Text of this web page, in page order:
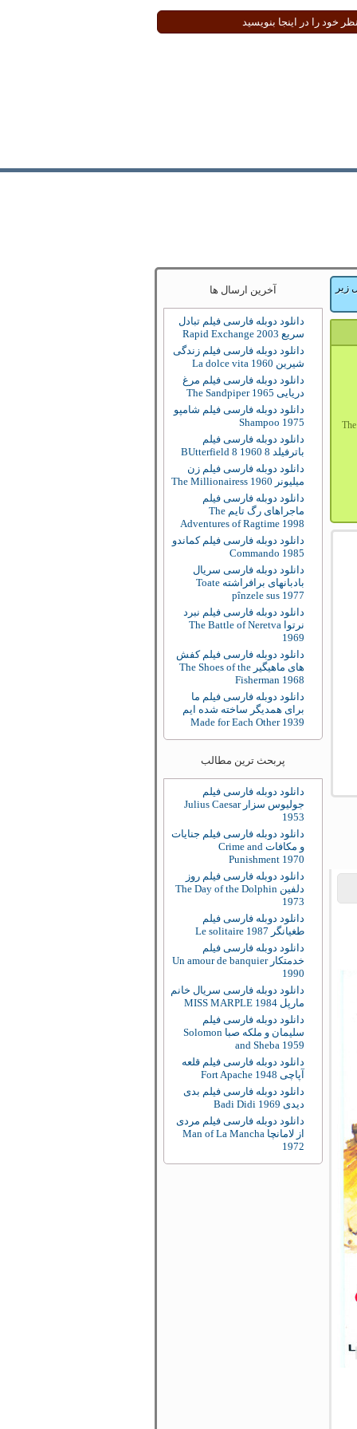
زیر آخرین ارسال ها
دانلود دوبله فارسی فیلم تبادل
سریع Rapid Exchange 2003
دانلود دوبله فارسی فیلم زندگی
شیرین La dolce vita 1960
دانلود دوبله فارسی فیلم مرغ
دریایی The Sandpiper 1965
دانلود دوبله فارسی فیلم شامپو
Shampoo 1975
دانلود دوبله فارسی فیلم
باترفیلد 8 BUtterfield 8 1960
دانلود دوبله فارسی فیلم زن
میلیونر The Millionairess 1960
دانلود دوبله فارسی فیلم
ماجراهای رگ تایم The
Adventures of Ragtime 1998
دانلود دوبله فارسی فیلم کماندو
Commando 1985
دانلود دوبله فارسی سریال
بادبانهای برافراشته Toate
pînzele sus 1977
دانلود دوبله فارسی فیلم نبرد
نرتوا The Battle of Neretva
1969
دانلود دوبله فارسی فیلم کفش
های ماهیگیر The Shoes of the
Fisherman 1968
دانلود دوبله فارسی فیلم ما
برای همدیگر ساخته شده ایم
Made for Each Other 1939
پربحث ترین مطالب
دانلود دوبله فارسی فیلم
جولیوس سزار Julius Caesar
1953
دانلود دوبله فارسی فیلم جنایات
و مکافات Crime and
Punishment 1970
دانلود دوبله فارسی فیلم روز
دلفین The Day of the Dolphin
1973
دانلود دوبله فارسی فیلم
طغیانگر Le solitaire 1987
دانلود دوبله فارسی فیلم
خدمتکار Un amour de banquier
1990
دانلود دوبله فارسی سریال خانم
مارپل MISS MARPLE 1984
دانلود دوبله فارسی فیلم
سلیمان و ملکه صبا Solomon
and Sheba 1959
دانلود دوبله فارسی فیلم قلعه
آپاچی Fort Apache 1948
دانلود دوبله فارسی فیلم بدی
دیدی Badi Didi 1969
دانلود دوبله فارسی فیلم مردی
از لامانچا Man of La Mancha
1972